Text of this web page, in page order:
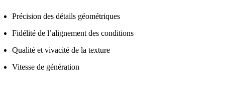
Précision des détails géométriques
Fidélité de l’alignement des conditions
Qualité et vivacité de la texture
Vitesse de génération